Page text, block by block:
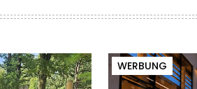
WERBUNG